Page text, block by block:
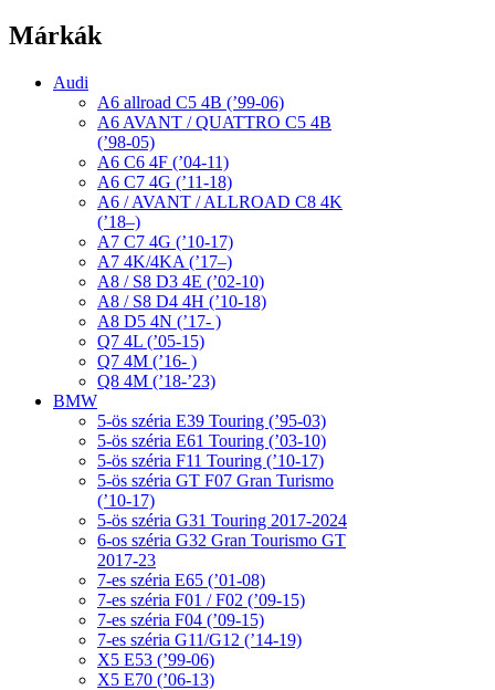
Márkák
Audi
A6 allroad C5 4B (’99-06)
A6 AVANT / QUATTRO C5 4B
(’98-05)
A6 C6 4F (’04-11)
A6 C7 4G (’11-18)
A6 / AVANT / ALLROAD C8 4K
(’18–)
A7 C7 4G (’10-17)
A7 4K/4KA (’17–)
A8 / S8 D3 4E (’02-10)
A8 / S8 D4 4H (’10-18)
A8 D5 4N (’17- )
Q7 4L (’05-15)
Q7 4M (’16- )
Q8 4M (’18-’23)
BMW
5-ös széria E39 Touring (’95-03)
5-ös széria E61 Touring (’03-10)
5-ös széria F11 Touring (’10-17)
5-ös széria GT F07 Gran Turismo
(’10-17)
5-ös széria G31 Touring 2017-2024
6-os széria G32 Gran Tourismo GT
2017-23
7-es széria E65 (’01-08)
7-es széria F01 / F02 (’09-15)
7-es széria F04 (’09-15)
7-es széria G11/G12 (’14-19)
X5 E53 (’99-06)
X5 E70 (’06-13)